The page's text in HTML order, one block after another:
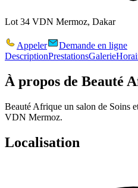
Lot 34 VDN Mermoz, Dakar
Appeler
Demande en ligne
DescriptionPrestationsGalerie
À propos de Beauté
Beauté Afrique un salon de Soins
VDN Mermoz.
Localisation